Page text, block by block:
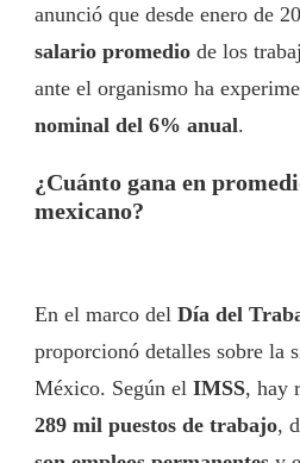
anunció que desde enero de
salario promedio de los
ante el organismo ha
nominal del 6% anual.
¿Cuánto gana en
mexicano?
En el marco del Día del
proporcionó detalles sobre la
México. Según el IMSS, hay
289 mil puestos de trabajo,